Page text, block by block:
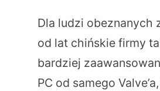
Dla ludzi obeznanych
od lat chińskie firmy
bardziej
PC od samego